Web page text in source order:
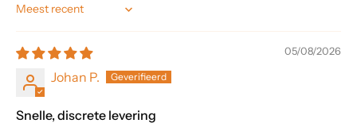
Sort by
05/08/2026
Johan P.
Snelle, discrete levering